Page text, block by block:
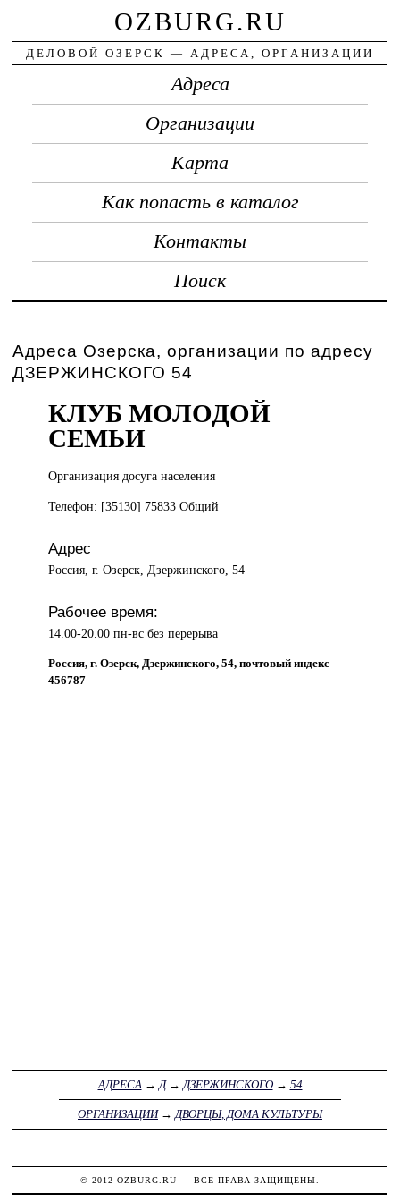
OZBURG.RU
ДЕЛОВОЙ ОЗЕРСК — АДРЕСА, ОРГАНИЗАЦИИ
Адреса
Организации
Карта
Как попасть в каталог
Контакты
Поиск
Адреса Озерска, организации по адресу
ДЗЕРЖИНСКОГО 54
КЛУБ МОЛОДОЙ
СЕМЬИ
Организация досуганаселения
Телефон: [35130] 75833 Общий
Адрес
Россия, г. Озерск, Дзержинского, 54
Рабочее время:
14.00-20.00 пн-вс без перерыва
Россия, г. Озерск, Дзержинского, 54, почтовый индекс
456787
АДРЕСА→Д→ДЗЕРЖИНСКОГО→ 54
ОРГАНИЗАЦИИ→ДВОРЦЫ, ДОМА КУЛЬТУРЫ
© 2012 OZBURG.RU — ВСЕ ПРАВА ЗАЩИЩЕНЫ.